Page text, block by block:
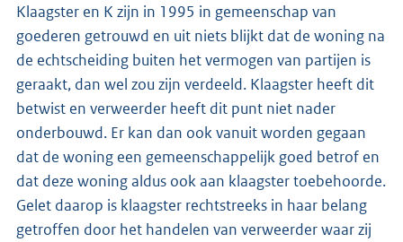
Klaagster en K zijn in 1995 in gemeenschap van
goederen getrouwd en uit niets blijkt dat de woning na
de echtscheiding buiten het vermogen van partijen is
geraakt, dan wel zou zijn verdeeld. Klaagster heeft dit
betwist en verweerder heeft dit punt niet nader
onderbouwd. Er kan dan ook vanuit worden gegaan
dat de woning een gemeenschappelijk goed betrof en
dat deze woning aldus ook aan klaagster toebehoorde.
Gelet daarop is klaagster rechtstreeks in haar belang
getroffen door het handelen van verweerder waar zij